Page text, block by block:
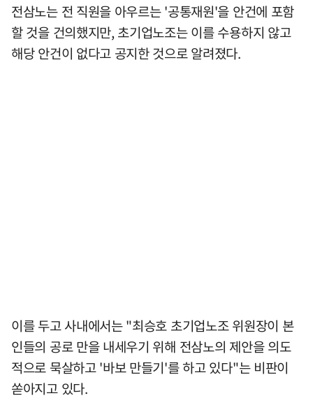
전삼노는 전 직원을 아우르는 '공통재원'을 안건에 포함
할 것을 건의했지만, 초기업노조는 이를 수용하지 않고
해당 안건이 없다고 공지한 것으로 알려졌다.
이를 두고 사내에서는 "최승호 초기업노조 위원장이 본
인들의 공로 만을 내세우기 위해 전삼노의 제안을 의도
적으로 묵살하고 '바보 만들기'를 하고 있다"는 비판이
쏟아지고 있다.